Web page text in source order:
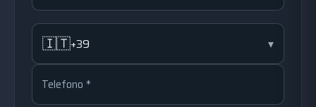
🇮🇹+39 ▾
Telefono *